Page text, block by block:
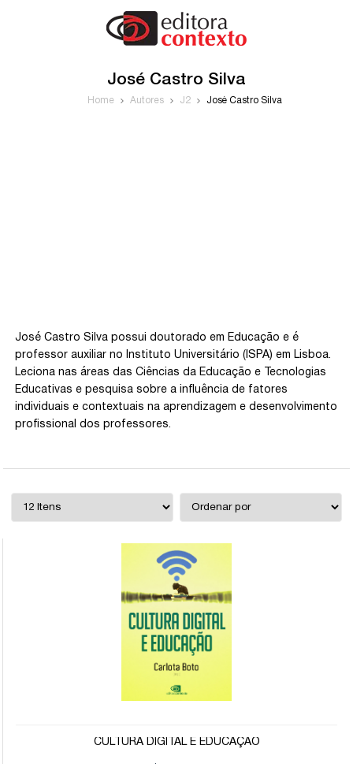
José Castro Silva
Home Autores J2 José Castro Silva
José Castro Silva possui doutorado em Educação e é
professor auxiliar no Instituto Universitário (ISPA) em Lisboa.
Leciona nas áreas das Ciências da Educação e Tecnologias
Educativas e pesquisa sobre a influência de fatores
individuais e contextuais na aprendizagem e desenvolvimento
profissional dos professores.
CULTURA DIGITAL E EDUCAÇÃO